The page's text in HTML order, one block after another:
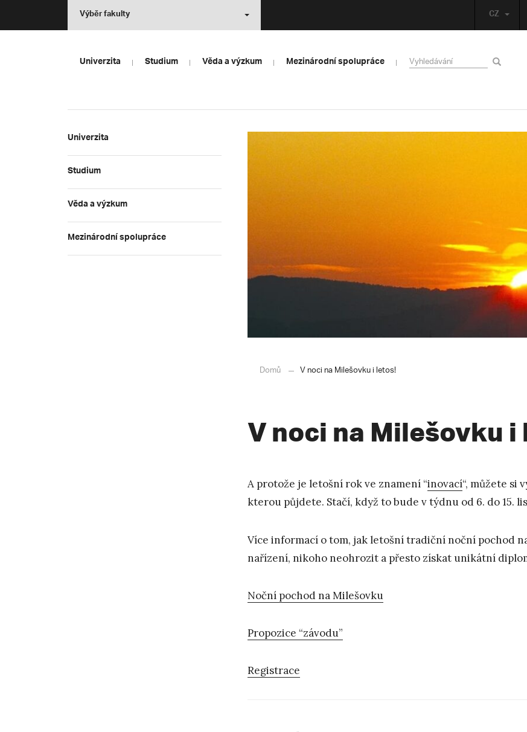
CZ
Výběr fakulty
Univerzita Studium Věda a výzkum Mezinárodní spolupráce
Univerzita
Studium
Věda a výzkum
Mezinárodní spolupráce
Domů V noci na Milešovku i letos!
V noci na Milešovku i
A protože je letošní rok ve znamení “inovací“, můžete si
kterou půjdete. Stačí, když to bude v týdnu od 6. do 15.
Více informací o tom, jak letošní tradiční noční pochod
nařízení, nikoho neohrozit a přesto získat unikátní
Noční pochod na Milešovku
Propozice “závodu”
Registrace